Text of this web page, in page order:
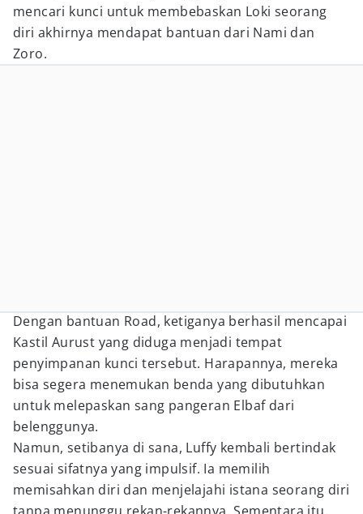
mencari kunci untuk membebaskan Loki seorang
diri akhirnya mendapat bantuan dari Nami dan
Zoro.
Dengan bantuan Road, ketiganya berhasil mencapai
Kastil Aurust yang diduga menjadi tempat
penyimpanan kunci tersebut. Harapannya, mereka
bisa segera menemukan benda yang dibutuhkan
untuk melepaskan sang pangeran Elbaf dari
belenggunya.
Namun, setibanya di sana, Luffy kembali bertindak
sesuai sifatnya yang impulsif. Ia memilih
memisahkan diri dan menjelajahi istana seorang diri